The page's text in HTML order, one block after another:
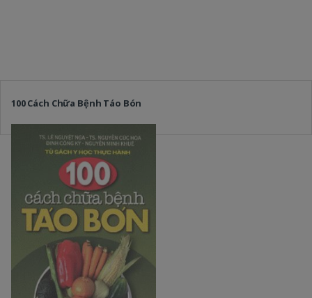
100 Cách Chữa Bệnh Táo Bón